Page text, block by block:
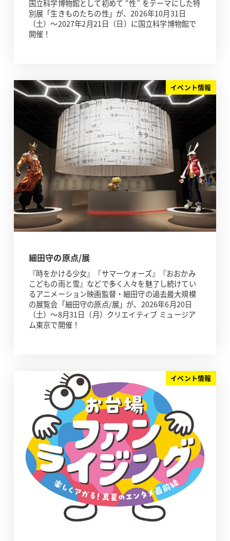
国立科学博物館として初めて “性” をテーマにした特
別展「生きものたちの性」が、2026年10月31日
（土）～2027年2月21日（日）に国立科学博物館で
開催！
イベント情報
細田守の原点/展
『時をかける少女』『サマーウォーズ』『おおかみ
こどもの雨と雪』などで多く人々を魅了し続けてい
るアニメーション映画監督・細田守の過去最大規模
の展覧会「細田守の原点/展」が、2026年6月20日
（土）～8月31日（月）クリエイティブ ミュージア
ム東京で開催！
イベント情報